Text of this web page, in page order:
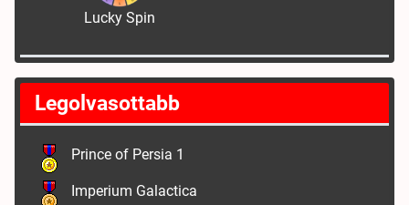
Lucky Spin
Legolvasottabb
Prince of Persia 1
Imperium Galactica